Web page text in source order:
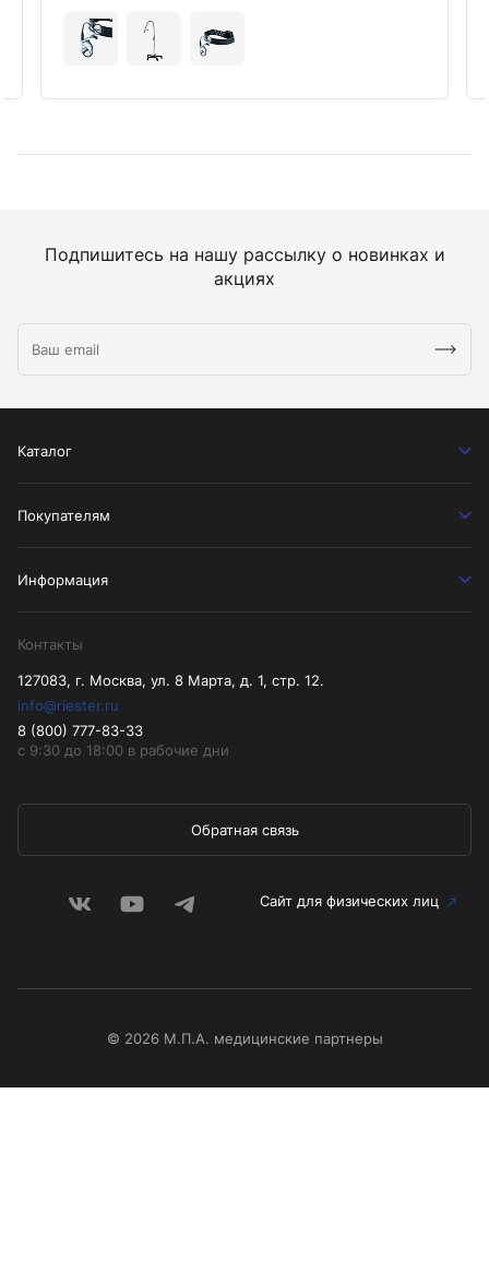
Подпишитесь на нашу рассылку о новинках и
акциях
Каталог
Покупателям
Информация
Контакты
127083, г. Москва, ул. 8 Марта, д. 1, стр. 12.
info@riester.ru
8 (800) 777-83-33
с 9:30 до 18:00 в рабочие дни
Обратная связь
Сайт для физических лиц
© 2026 М.П.А. медицинские партнеры